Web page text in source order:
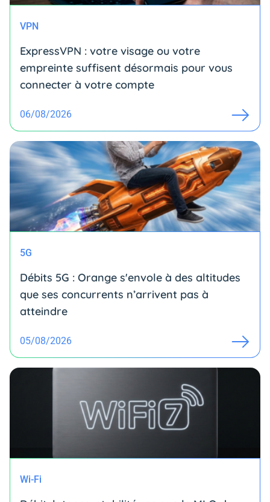
VPN
ExpressVPN : votre visage ou votre
empreinte suffisent désormais pour vous
connecter à votre compte
06/08/2026
5G
Débits 5G : Orange s'envole à des altitudes
que ses concurrents n’arrivent pas à
atteindre
05/08/2026
Wi-Fi